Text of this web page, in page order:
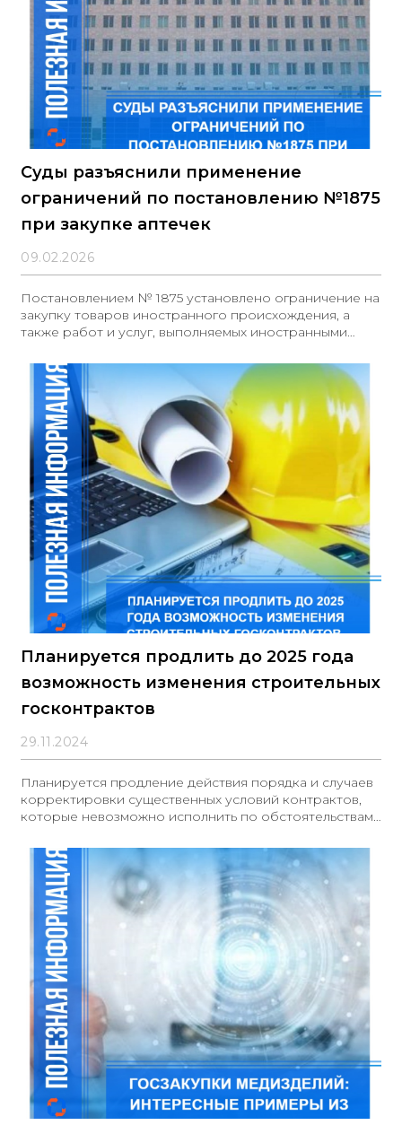
Суды разъяснили применение
ограничений по постановлению №1875
при закупке аптечек
09.02.2026
Постановлением № 1875 установлено ограничение на
закупку товаров иностранного происхождения, а
также работ и услуг, выполняемых иностранными
приложении № 2
Планируется продлить до 2025 года
возможность изменения строительных
госконтрактов
29.11.2024
Планируется продление действия порядка и случаев
корректировки существенных условий контрактов,
которые невозможно исполнить по обстоятельствам,
инициатива касается государственных и
муниципальных контрактов на выполнение работ по
строительству, реконструкции, капитальному
ремонту, сносу объектов капитального
строительства, а также сохранению объектов
культурного наследия